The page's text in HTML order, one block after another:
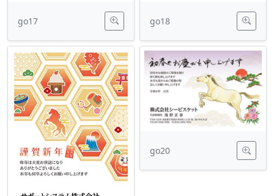
go17 go18
go20